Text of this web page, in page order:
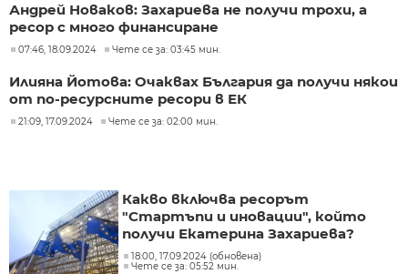
Андрей Новаков: Захариева не получи трохи, а
ресор с много финансиране
07:46, 18.09.2024 Чете се за: 03:45 мин.
Илияна Йотова: Очаквах България да получи някои
от по-ресурсните ресори в ЕК
21:09, 17.09.2024 Чете се за: 02:00 мин.
Какво включва ресорът
"Стартъпи и иновации", който
получи Екатерина Захариева?
18:00, 17.09.2024 (обновена)
Чете се за: 05:52 мин.